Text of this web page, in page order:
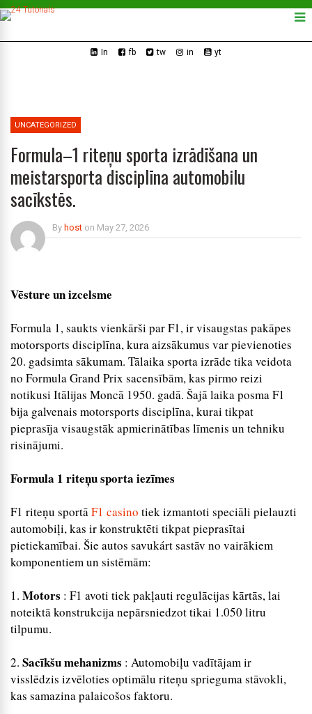
In fb tw in yt
UNCATEGORIZED
Formula–1 riteņu sporta izrādīšana un
meistarsporta disciplīna automobilu
sacīkstēs.
By host on May 27, 2026
Vēsture un izcelsme
Formula 1, saukts vienkārši par F1, ir visaugstas pakāpes
motorsports disciplīna, kura aizsākumus var pievienoties
20. gadsimta sākumam. Tālaika sporta izrāde tika veidota
no Formula Grand Prix sacensībām, kas pirmo reizi
notikusi Itālijas Moncā 1950. gadā. Šajā laika posma F1
bija galvenais motorsports disciplīna, kurai tikpat
pieprasīja visaugstāk apmierinātības līmenis un tehniku
risinājumi.
Formula 1 riteņu sporta iezīmes
F1 riteņu sportāF1 casino tiek izmantoti speciāli pielauzti
automobiļi, kas ir konstruktēti tikpat pieprasītai
pietiekamībai. Šie autos savukárt sastāv no vairākiem
komponentiem un sistēmām:
1. Motors : F1 avoti tiek pakļauti regulācijas kārtās, lai
noteiktā konstrukcija nepārsniedzot tikai 1.050 litru
tilpumu.
2. Sacīkšu mehanizms : Automobiļu vadītājam ir
visslēdzis izvēloties optimālu riteņu sprieguma stāvokli,
kas samazina palaicošos faktoru.